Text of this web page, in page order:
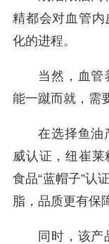
精都会对血管内
化的进程。
当然，血管
能一蹴而就，需
在选择鱼油
威认证，纽崔
食品“蓝帽子”认
脂，品质更有保
同时，该